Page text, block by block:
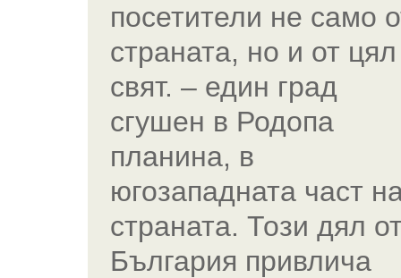
посетители не само
страната, но и от цял
свят. – един град
сгушен в Родопа
планина, в
югозападната част
страната. Този дял
България привлича